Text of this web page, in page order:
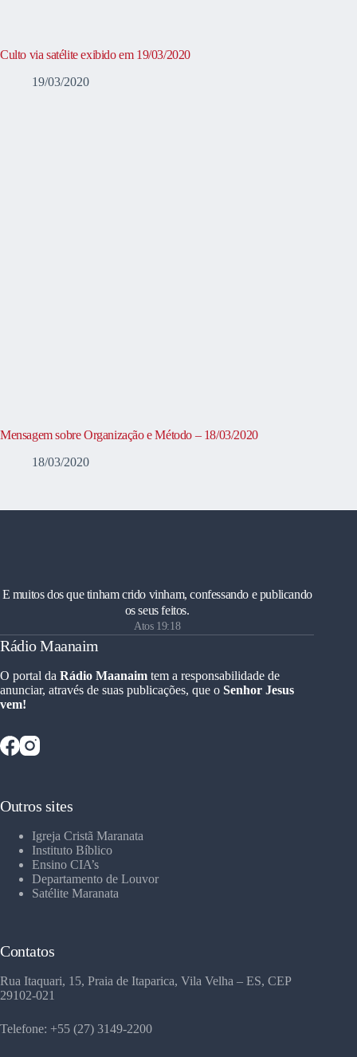
Culto via satélite exibido em 19/03/2020
19/03/2020
Mensagem sobre Organização e Método – 18/03/2020
18/03/2020
E muitos dos que tinham crido vinham, confessando e publicando
os seus feitos.
Atos 19:18
Rádio Maanaim
O portal da Rádio Maanaim tem a responsabilidade de
anunciar, através de suas publicações, que o Senhor Jesus
vem!
Outros sites
Igreja Cristã Maranata
Instituto Bíblico
Ensino CIA’s
Departamento de Louvor
Satélite Maranata
Contatos
Rua Itaquari, 15, Praia de Itaparica, Vila Velha – ES, CEP
29102-021
Telefone: +55 (27) 3149-2200